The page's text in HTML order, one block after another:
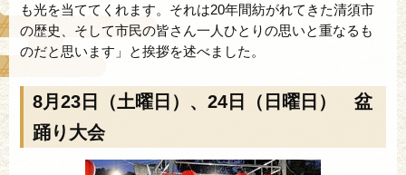
も光を当ててくれます。それは20年間紡がれてきた清須市
の歴史、そして市民の皆さん一人ひとりの思いと重なるも
のだと思います」と挨拶を述べました。
8月23日（土曜日）、24日（日曜日） 盆
踊り大会